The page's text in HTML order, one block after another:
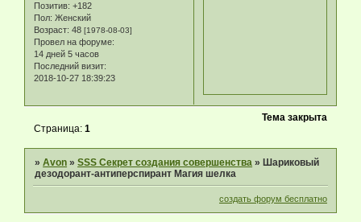
Позитив: +182
Пол: Женский
Возраст: 48 [1978-08-03]
Провел на форуме:
14 дней 5 часов
Последний визит:
2018-10-27 18:39:23
Тема закрыта
Страница:1
»Avon »SSS Секрет создания совершенства »Шариковый
дезодорант-антиперспирант Магия шелка
создать форум бесплатно